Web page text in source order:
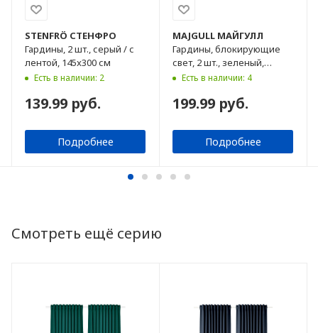
STENFRÖ СТЕНФРО
Гардины, 2 шт., серый / с
лентой, 145x300 см
Есть в наличии: 2
139.99 руб.
Подробнее
MAJGULL МАЙГУЛЛ
Гардины, блокирующие
свет, 2 шт., зеленый,
145x300 см
Есть в наличии: 4
199.99 руб.
Подробнее
Смотреть ещё серию